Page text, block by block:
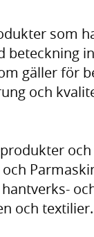
som
beteckning
gäller för
och
och textilier.